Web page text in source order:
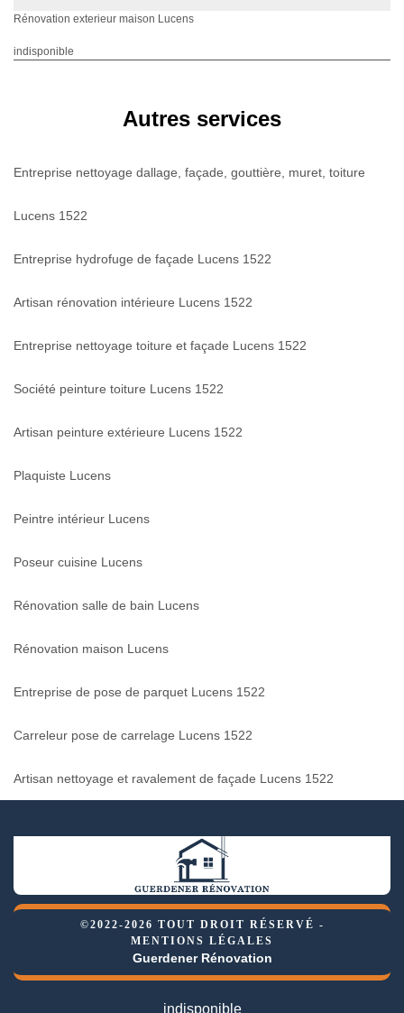
Rénovation exterieur maison Lucens
indisponible
Autres services
Entreprise nettoyage dallage, façade, gouttière, muret, toiture
Lucens 1522
Entreprise hydrofuge de façade Lucens 1522
Artisan rénovation intérieure Lucens 1522
Entreprise nettoyage toiture et façade Lucens 1522
Société peinture toiture Lucens 1522
Artisan peinture extérieure Lucens 1522
Plaquiste Lucens
Peintre intérieur Lucens
Poseur cuisine Lucens
Rénovation salle de bain Lucens
Rénovation maison Lucens
Entreprise de pose de parquet Lucens 1522
Carreleur pose de carrelage Lucens 1522
Artisan nettoyage et ravalement de façade Lucens 1522
©2022-2026 TOUT DROIT RÉSERVÉ -
MENTIONS LÉGALES
Guerdener Rénovation
indisponible